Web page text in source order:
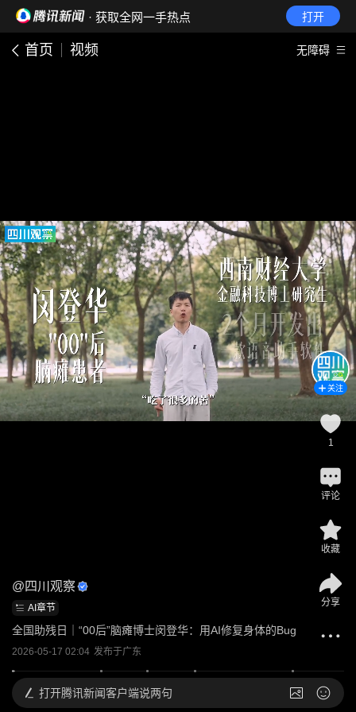
· 获取全网一手热点 打开
首页 视频 无障碍
@四川观察
AI章节
全国助残日｜“00后”脑瘫博士闵登华：用AI修复身体的Bug
2026-05-17 02:04 发布于广东
关注
1
评论
收藏
分享
打开腾讯新闻客户端说两句